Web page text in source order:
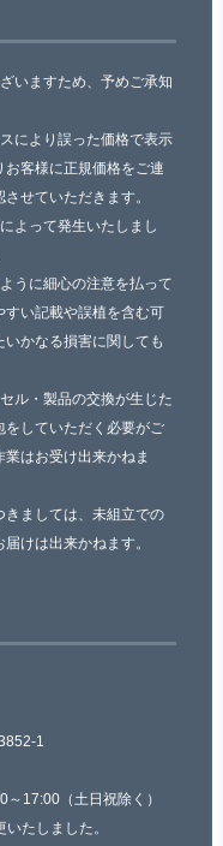
いますため、予めご承知
により誤った価格で表示
客様に正規価格をご連
せていただきます。
よって発生いたしまし
うに細心の注意を払って
すい記載や誤植を含む可
かなる損害に関しても
ル・製品の交換が生じた
していただく必要がご
はお受け出来かねま
きましては、未組立での
けは出来かねます。
1
17:00（土日祝除く）
たしました。